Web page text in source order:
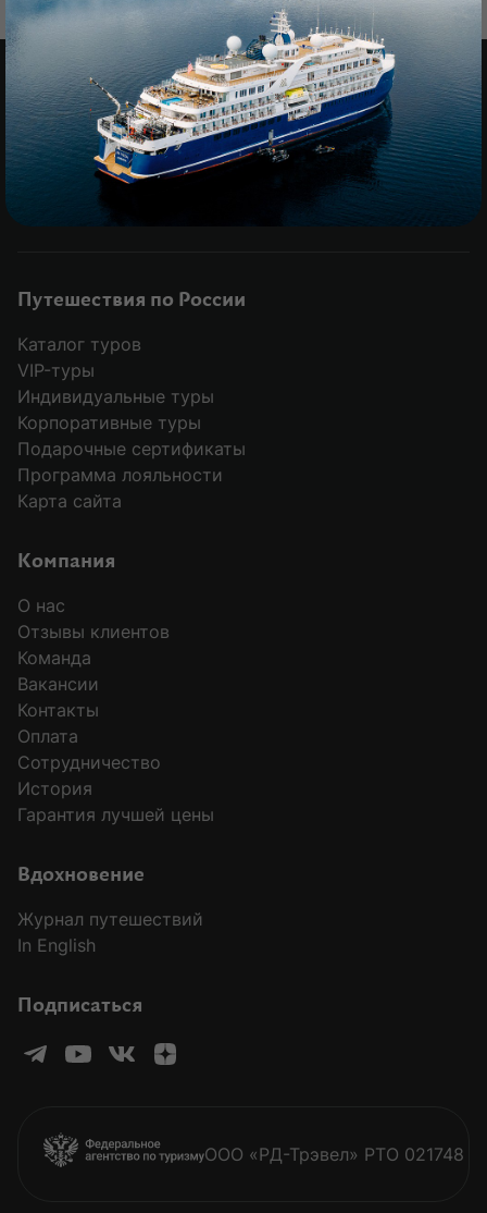
MODAL-ARRIVALS
+7 495 800-8-800
8 800 775-62-38
go@russiadiscovery.ru
Путешествия по России
Каталог туров
VIP-туры
Индивидуальные туры
Корпоративные туры
Подарочные сертификаты
Программа лояльности
Карта сайта
Компания
О нас
Отзывы клиентов
Команда
Вакансии
Контакты
Оплата
Сотрудничество
История
Гарантия лучшей цены
Вдохновение
Журнал путешествий
In English
Подписаться
ООО «РД-Трэвел» РТО 021748